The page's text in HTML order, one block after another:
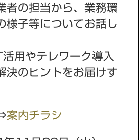
者の担当から、業務環
様⼦等についてお話し
⽤やテレワーク導⼊
決のヒントをお届けす
案内チラシ